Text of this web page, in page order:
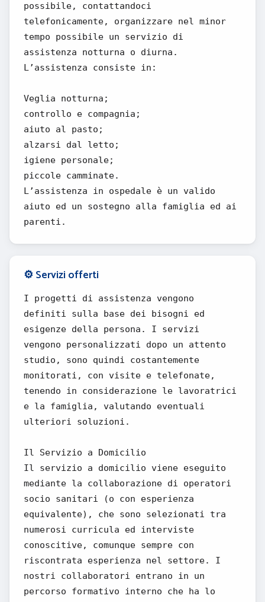
possibile, contattandoci
telefonicamente, organizzare nel minor
tempo possibile un servizio di
assistenza notturna o diurna.
L’assistenza consiste in:
Veglia notturna;
controllo e compagnia;
aiuto al pasto;
alzarsi dal letto;
igiene personale;
piccole camminate.
L’assistenza in ospedale è un valido
aiuto ed un sostegno alla famiglia ed ai
parenti.
⚙️ Servizi offerti
I progetti di assistenza vengono
definiti sulla base dei bisogni ed
esigenze della persona. I servizi
vengono personalizzati dopo un attento
studio, sono quindi costantemente
monitorati, con visite e telefonate,
tenendo in considerazione le lavoratrici
e la famiglia, valutando eventuali
ulteriori soluzioni.
Il Servizio a Domicilio
Il servizio a domicilio viene eseguito
mediante la collaborazione di operatori
socio sanitari (o con esperienza
equivalente), che sono selezionati tra
numerosi curricula ed interviste
conoscitive, comunque sempre con
riscontrata esperienza nel settore. I
nostri collaboratori entrano in un
percorso formativo interno che ha lo